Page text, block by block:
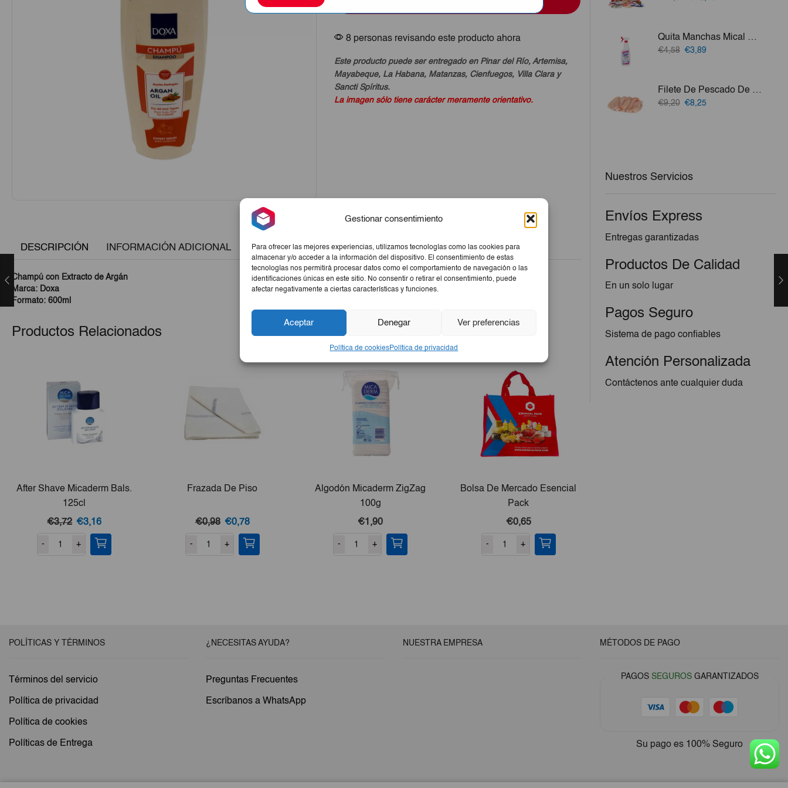
Gestionar consentimiento
Para ofrecer las mejores experiencias, utilizamos tecnologías como las cookies para
almacenar y/o acceder a la información del dispositivo. El consentimiento de estas
tecnologías nos permitirá procesar datos como el comportamiento de navegación o las
identificaciones únicas en este sitio. No consentir o retirar el consentimiento, puede
afectar negativamente a ciertas características y funciones.
Aceptar Denegar Ver preferencias
Política de cookiesPolítica de privacidad
cantidad
8 personas revisando este producto ahora
Este producto puede ser entregado en Pinar del Río, Artemisa,
Mayabeque, La Habana, Matanzas, Cienfuegos, Villa Clara y
Sancti Spíritus.
La imagen sólo tiene carácter meramente orientativo.
DESCRIPCIÓN INFORMACIÓN ADICIONAL
Champú con Extracto de Argán
Marca: Doxa
Formato: 600ml
Productos Relacionados
After Shave Micaderm Bals.
125cl
€3,72 El
precio
original
€3,16El
precio
actual
- +
Frazada De Piso
€0,98 El
precio
original
€0,78El
precio
actual
- +
Algodón Micaderm ZigZag
100g
€1,90
- +
Bolsa De Mercado Esencial
Pack
€0,65
- +
€77,57.€72,45. Quita Manchas Mical 750ml
€4,58 El
€4,58.
€3,89El
€3,89.
Filete De Pescado De Mar (Jurel, Aguají, Merluza, Perro O Bonito) 3lb
€9,20 El
€8,25El
Nuestros Servicios
Envíos Express
Entregas garantizadas
Productos De Calidad
En un solo lugar
Pagos Seguro
Sistema de pago confiables
Atención Personalizada
Contáctenos ante cualquier duda
POLÍTICAS Y TÉRMINOS
Términos del servicio
Política de privacidad
Política de cookies
Políticas de Entrega
¿NECESITAS AYUDA?
Preguntas Frecuentes
Escríbanos a WhatsApp
NUESTRA EMPRESA MÉTODOS DE PAGO
PAGOS SEGUROSGARANTIZADOS
Su pago es 100% Seguro